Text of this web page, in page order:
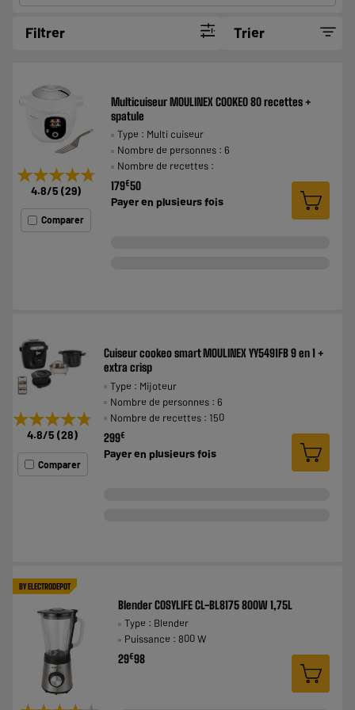
Filtrer Trier
★★★★★
★★★★★
4.8/5 (29)
Comparer
Multicuiseur MOULINEX COOKEO 80 recettes +
spatule
Type : Multi cuiseur
Nombre de personnes : 6
Nombre de recettes :
179€50
Payer enplusieurs fois
★★★★★
★★★★★
4.8/5 (28)
Comparer
Cuiseur cookeo smart MOULINEX YY5491FB 9 en 1 +
extra crisp
Type : Mijoteur
Nombre de personnes : 6
Nombre de recettes : 150
299€
Payer en plusieurs fois
BY ELECTRODEPOT
Blender COSYLIFE CL-BL8175 800W 1,75L
Type : Blender
Puissance : 800 W
29€98